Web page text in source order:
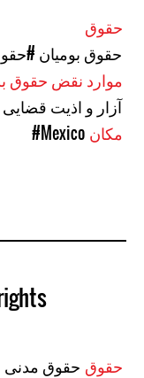
#حقوق بومیان
#آزار و اذیت قضایی
#Mexico
#حقوق